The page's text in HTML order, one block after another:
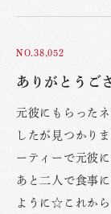
NO.38,052
ありがとうご
元彼にもらった
したが見つかり
ーティーで元彼
あと二人で食事
ように☆これか